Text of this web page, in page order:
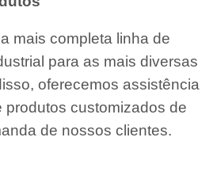
mais completa linha de
para as mais diversas
oferecemos assistência
produtos customizados de
de nossos clientes.